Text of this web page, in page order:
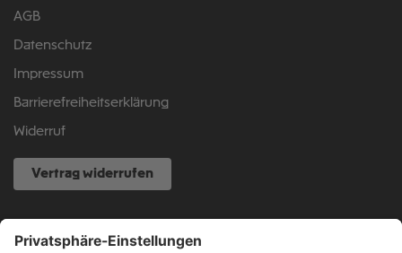
AGB
Datenschutz
Impressum
Barrierefreiheitserklärung
Widerruf
Vertrag widerrufen